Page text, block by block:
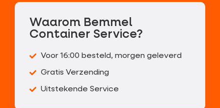
Waarom Bemmel
Container Service?
Voor 16:00 besteld, morgen geleverd
Gratis Verzending
Uitstekende Service